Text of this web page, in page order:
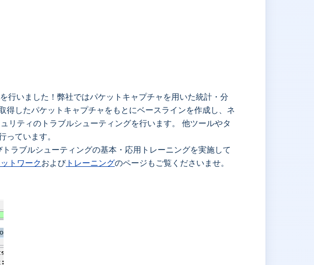
いました！弊社ではパケットキャプチャを用いた統計・分
したパケットキャプチャをもとにベースラインを作成し、ネ
リティのトラブルシューティングを行います。 他ツールやタ
っています。
ラブルシューティングの基本・応用トレーニングを実施して
トワークおよびトレーニングのページもご覧くださいませ。